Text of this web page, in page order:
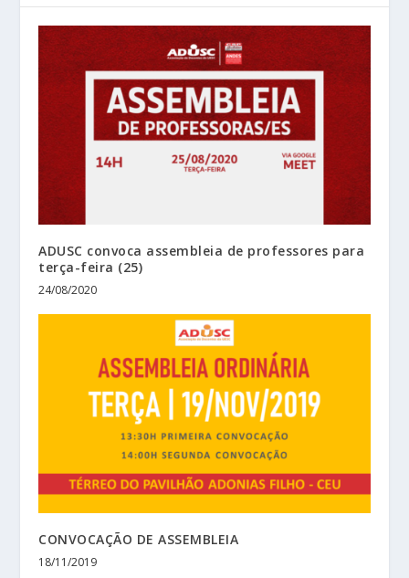
ADUSC convoca assembleia de professores para
terça-feira (25)
24/08/2020
CONVOCAÇÃO DE ASSEMBLEIA
18/11/2019